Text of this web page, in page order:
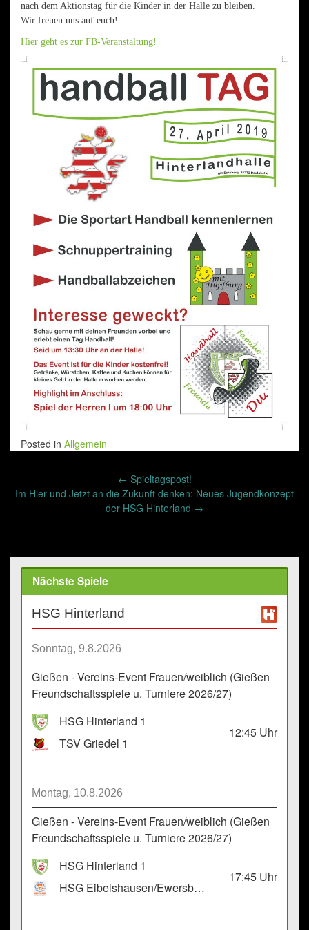
nach dem Aktionstag für die Kinder in der Halle zu bleiben.
Wir freuen uns auf euch!
Hier geht es zur FB-Veranstaltung!
Posted in Allgemein
navigation
← Spieltagspost!
Im Hier und Jetzt an die Zukunft denken: Neues Jugendkonzept
der HSG Hinterland →
Nächste Spiele
HSG Hinterland
Sonntag, 9.8.2026
Gießen - Vereins-Event Frauen/weiblich (Gießen
Freundschaftsspiele u. Turniere 2026/27)
HSG Hinterland 1
TSV Griedel 1
12:45 Uhr
Montag, 10.8.2026
Gießen - Vereins-Event Frauen/weiblich (Gießen
Freundschaftsspiele u. Turniere 2026/27)
HSG Hinterland 1
HSG Eibelshausen/Ewersbach GbR 2
17:45 Uhr